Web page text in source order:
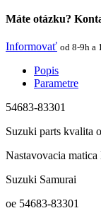
Máte otázku?
Informovať od 8-9h a
Popis
Parametre
54683-83301
Suzuki parts kvalita
Nastavovacia
Suzuki Samurai
oe 54683-83301